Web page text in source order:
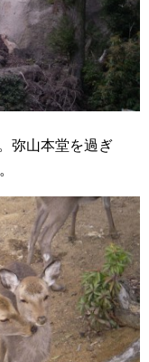
弥山本堂を過ぎ